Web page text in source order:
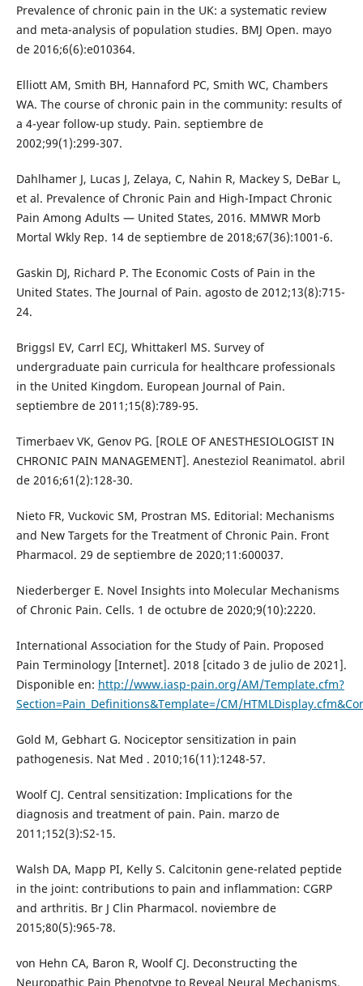
Prevalence of chronic pain in the UK: a systematic review
and meta-analysis of population studies. BMJ Open. mayo
de 2016;6(6):e010364.
Elliott AM, Smith BH, Hannaford PC, Smith WC, Chambers
WA. The course of chronic pain in the community: results of
a 4-year follow-up study. Pain. septiembre de
2002;99(1):299-307.
Dahlhamer J, Lucas J, Zelaya, C, Nahin R, Mackey S, DeBar L,
et al. Prevalence of Chronic Pain and High-Impact Chronic
Pain Among Adults — United States, 2016. MMWR Morb
Mortal Wkly Rep. 14 de septiembre de 2018;67(36):1001-6.
Gaskin DJ, Richard P. The Economic Costs of Pain in the
United States. The Journal of Pain. agosto de 2012;13(8):715-
24.
Briggsl EV, Carrl ECJ, Whittakerl MS. Survey of
undergraduate pain curricula for healthcare professionals
in the United Kingdom. European Journal of Pain.
septiembre de 2011;15(8):789-95.
Timerbaev VK, Genov PG. [ROLE OF ANESTHESIOLOGIST IN
CHRONIC PAIN MANAGEMENT]. Anesteziol Reanimatol. abril
de 2016;61(2):128-30.
Nieto FR, Vuckovic SM, Prostran MS. Editorial: Mechanisms
and New Targets for the Treatment of Chronic Pain. Front
Pharmacol. 29 de septiembre de 2020;11:600037.
Niederberger E. Novel Insights into Molecular Mechanisms
of Chronic Pain. Cells. 1 de octubre de 2020;9(10):2220.
International Association for the Study of Pain. Proposed
Pain Terminology [Internet]. 2018 [citado 3 de julio de 2021].
Disponible en: http://www.iasp-pain.org/AM/Template.cfm?
Section=Pain_Definitions&Template=/CM/
Gold M, Gebhart G. Nociceptor sensitization in pain
pathogenesis. Nat Med . 2010;16(11):1248-57.
Woolf CJ. Central sensitization: Implications for the
diagnosis and treatment of pain. Pain. marzo de
2011;152(3):S2-15.
Walsh DA, Mapp PI, Kelly S. Calcitonin gene-related peptide
in the joint: contributions to pain and inflammation: CGRP
and arthritis. Br J Clin Pharmacol. noviembre de
2015;80(5):965-78.
von Hehn CA, Baron R, Woolf CJ. Deconstructing the
Neuropathic Pain Phenotype to Reveal Neural Mechanisms.